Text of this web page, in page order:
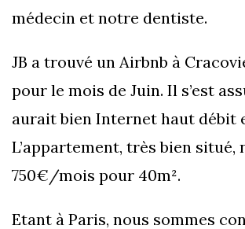
médecin et notre dentiste.
JB a trouvé un Airbnb à
pour le mois de Juin. Il s’est
aurait bien Internet haut débit
L’appartement, très bien situé,
750€/mois pour 40m².
Etant à Paris, nous sommes